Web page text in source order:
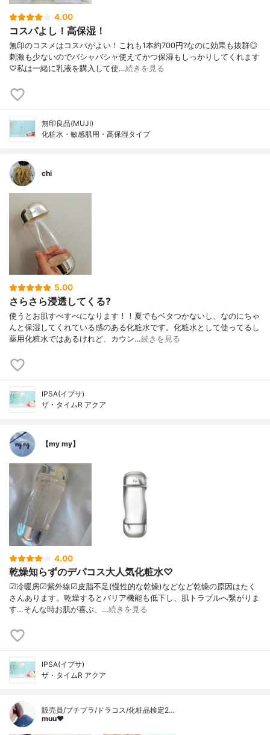
4.00
コスパよし！高保湿！
無印のコスメはコスパがよい！これも1本約700円?なのに効果も抜群◎
刺激も少ないのでバシャバシャ使えてかつ保湿もしっかりしてくれます
♡私は一緒に乳液を購入して使…続きを見る
無印良品(MUJI)
化粧水・敏感肌用・高保湿タイプ
chi
5.00
さらさら浸透してくる?
使うとお肌すべすべになります！！夏でもベタつかないし、なのにちゃ
んと保湿してくれている感のある化粧水です。化粧水として使ってるし
薬用化粧水ではあるけれど、カウン…続きを見る
IPSA(イプサ)
ザ・タイムR アクア
【my my】
4.00
乾燥知らずのデパコス大人気化粧水♡
☑︎冷暖房☑︎紫外線☑︎皮脂不足(慢性的な乾燥)などなど乾燥の原因はたく
さんあります。乾燥するとバリア機能も低下し、肌トラブルへ繋がりま
す…そんな時お肌が喜ぶ、…続きを見る
IPSA(イプサ)
ザ・タイムR アクア
販売員/プチプラ/ドラコス/化粧品検定2…
muu❤︎